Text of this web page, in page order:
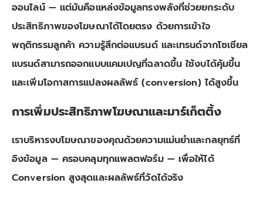
ออนไลน์ — แต่มันคือแหล่งข้อมูลทรงพลังที่ช่วยยกระดับ
ประสิทธิภาพของโฆษณาได้โดยตรง ด้วยการเข้าใจ
พฤติกรรมลูกค้า ความรู้สึกต่อแบรนด์ และเทรนด์จากโซเชียล
แบรนด์สามารถออกแบบแคมเปญที่ฉลาดขึ้น ใช้งบได้คุ้มขึ้น
และเพิ่มโอกาสการแปลงผลลัพธ์ (conversion) ได้สูงขึ้น
การเพิ่มประสิทธิภาพโฆษณาและมาร์เก็ตติ้ง
เราบริหารงบโฆษณาของคุณด้วยความแม่นยำและกลยุทธ์ที่
อิงข้อมูล — ครอบคลุมทุกแพลตฟอร์ม — เพื่อให้ได้
Conversion สูงสุดและผลลัพธ์ที่วัดได้จริง